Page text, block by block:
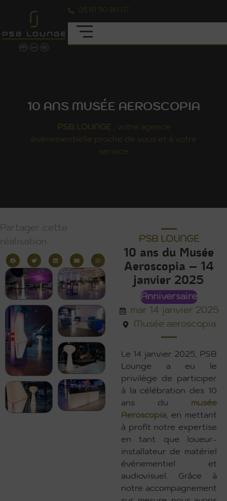
05 61 50 80 07
10 ANS MUSÉE AEROSCOPIA
PSB LOUNGE , votre agence
évènementielle proche de vous et à votre
service
Partager cette
réalisation
PSB LOUNGE
10 ans du Musée
Aeroscopia – 14
janvier 2025
Anniversaire
mar 14 janvier 2025
Musée aeroscopia
Le 14 janvier 2025, PSB
Lounge a eu le
privilège de participer
à la célébration des 10
ans du musée
Aeroscopia, en mettant
à profit notre expertise
en tant que loueur-
installateur de matériel
événementiel et
audiovisuel. Grâce à
notre accompagnement